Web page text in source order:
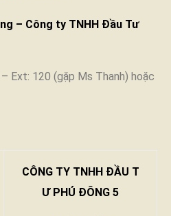
– Công ty TNHH Đầu Tư
Ext: 120 (gặp Ms Thanh) hoặc
CÔNG TY TNHH ĐẦU T
Ư PHÚ ĐÔNG 5